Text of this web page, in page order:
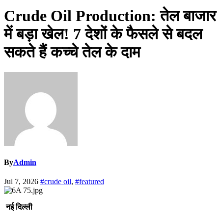
Crude Oil Production: तेल बाजार
में बड़ा खेल! 7 देशों के फैसले से बदल
सकते हैं कच्चे तेल के दाम
ByAdmin
Jul 7, 2026 #crude oil, #featured
नई दिल्ली